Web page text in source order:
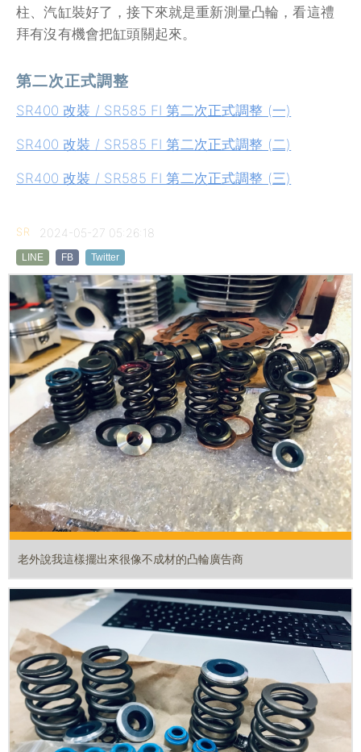
柱、汽缸裝好了，接下來就是重新測量凸輪，看這禮
拜有沒有機會把缸頭關起來。
第二次正式調整
SR400 改裝 / SR585 FI 第二次正式調整 (一)
SR400 改裝 / SR585 FI 第二次正式調整 (二)
SR400 改裝 / SR585 FI 第二次正式調整 (三)
SR 2024-05-27 05:26:18
LINE FB Twitter
老外說我這樣擺出來很像不成材的凸輪廣告商